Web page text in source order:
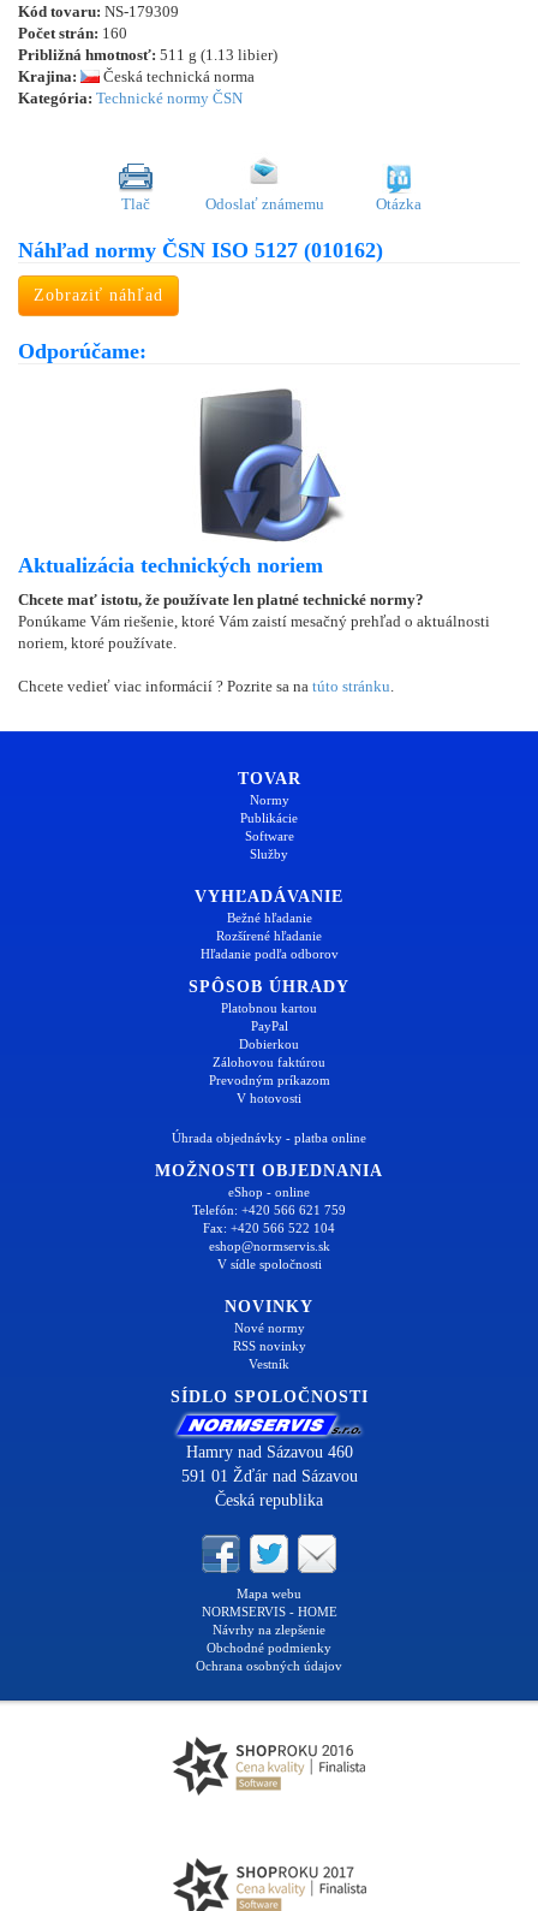
Kód tovaru: NS-179309
Počet strán: 160
Približná hmotnosť: 511 g (1.13 libier)
Krajina:
Česká technická norma
Kategória: Technické normy ČSN
Tlač Odoslať známemu Otázka
Náhľad normy ČSN ISO 5127 (010162)
Zobraziť náhľad
Odporúčame:
Aktualizácia technických noriem
Chcete mať istotu, že používate len platné technické normy?
Ponúkame Vám riešenie, ktoré Vám zaistí mesačný prehľad o aktuálnosti
noriem, ktoré používate.
Chcete vedieť viac informácií ? Pozrite sa na túto stránku
TOVAR
Normy
Publikácie
Software
Služby
VYHĽADÁVANIE
Bežné hľadanie
Rozšírené hľadanie
Hľadanie podľa odborov
SPÔSOB ÚHRADY
Platobnou kartou
PayPal
Dobierkou
Zálohovou faktúrou
Prevodným príkazom
V hotovosti
Úhrada objednávky - platba online
MOŽNOSTI OBJEDNANIA
eShop - online
Telefón: +420 566 621 759
Fax: +420 566 522 104
eshop@normservis.sk
V sídle spoločnosti
NOVINKY
Nové normy
RSS novinky
Vestník
SÍDLO SPOLOČNOSTI
Hamry nad Sázavou 460
591 01 Žďár nad Sázavou
Česká republika
Mapa webu
NORMSERVIS - HOME
Návrhy na zlepšenie
Obchodné podmienky
Ochrana osobných údajov